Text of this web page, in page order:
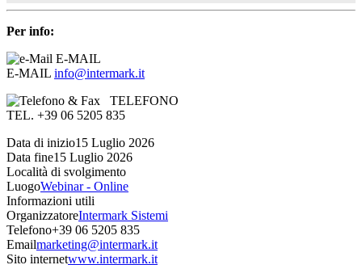
Per info:
E-MAIL
E-MAIL info@intermark.it
TELEFONO
TEL. +39 06 5205 835
Data di inizio15 Luglio 2026
Data fine15 Luglio 2026
Località di svolgimento
LuogoWebinar - Online
Informazioni utili
OrganizzatoreIntermark Sistemi
Telefono+39 06 5205 835
Emailmarketing@intermark.it
Sito internetwww.intermark.it